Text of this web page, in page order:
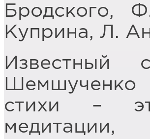
Бродского,
Куприна, Л.
Известный
Шемшученко
стихи –
медитации,